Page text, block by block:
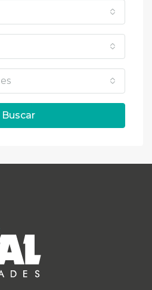
Buscar